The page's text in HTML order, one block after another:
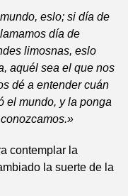
eslo; si día de
día de
limosnas, eslo
aquél sea el que nos
dé a entender cuán
el mundo, y la ponga
contemplar la
la suerte de la